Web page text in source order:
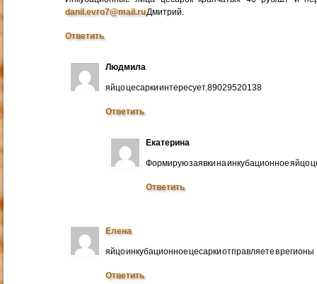
danil.evro7@mail.ruДмитрий.
Ответить
Людмила
яйцо цесарки интересует.89029520138
Ответить
Екатерина
Формирую заявки на инкубационное яйцо
Ответить
Елена
яйцо инкубационное цесарки отправляете в регионы
Ответить